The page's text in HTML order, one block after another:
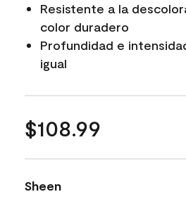
Resistente a la
color duradero
Profundidad e
igual
$108.99
Sheen